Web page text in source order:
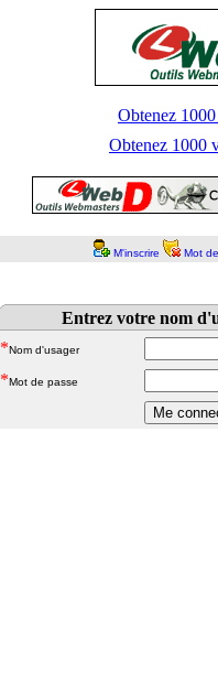
Obtenez
Obtenez 1000
M'inscrire Mot
Entrez votre nom
*Nom d'usager
*Mot de passe